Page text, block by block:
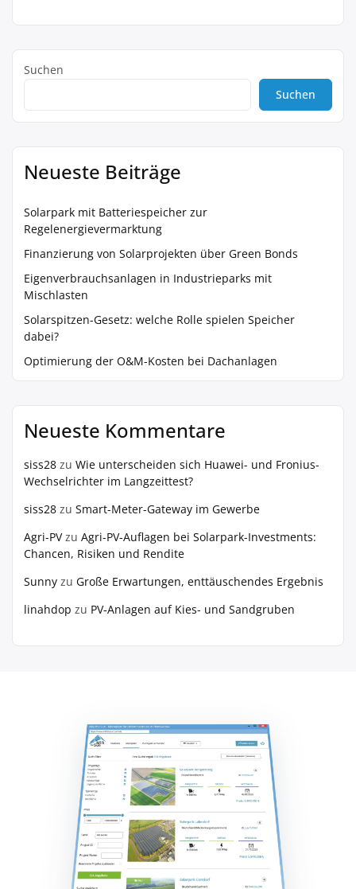
Suchen
Suchen
Neueste Beiträge
Solarpark mit Batteriespeicher zur
Regelenergievermarktung
Finanzierung von Solarprojekten über Green Bonds
Eigenverbrauchsanlagen in Industrieparks mit
Mischlasten
Solarspitzen-Gesetz: welche Rolle spielen Speicher
dabei?
Optimierung der O&M-Kosten bei Dachanlagen
Neueste Kommentare
siss28 zu Wie unterscheiden sich Huawei- und Fronius-
Wechselrichter im Langzeittest?
siss28 zu Smart-Meter-Gateway im Gewerbe
Agri-PVzu Agri-PV-Auflagen bei Solarpark-Investments:
Chancen, Risiken und Rendite
Sunny zu Große Erwartungen, enttäuschendes Ergebnis
linahdop zu PV‑Anlagen auf Kies- und Sandgruben